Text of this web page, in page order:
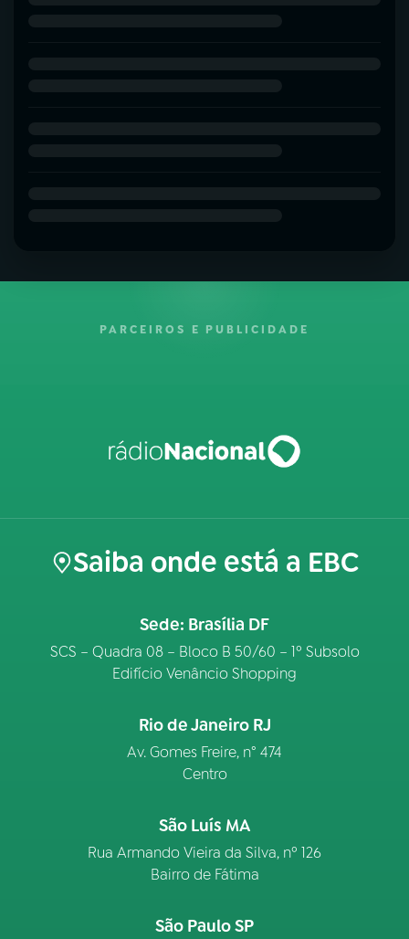
PARCEIROS E PUBLICIDADE
Saiba onde está a EBC
Sede: Brasília DF
SCS – Quadra 08 – Bloco B 50/60 – 1º Subsolo
Edifício Venâncio Shopping
Rio de Janeiro RJ
Av. Gomes Freire, n° 474
Centro
São Luís MA
Rua Armando Vieira da Silva, nº 126
Bairro de Fátima
São Paulo SP